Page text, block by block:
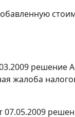
решение
жалоба